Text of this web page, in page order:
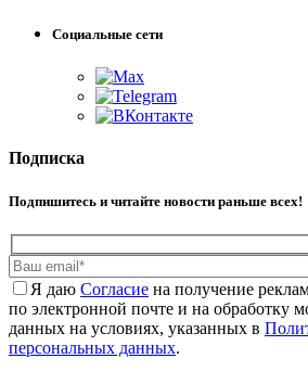
Социальные сети
Подписка
Подпишитесь и читайте новости раньше всех!
Я даю Cогласие на получение
по электронной почте и на обработку
данных на условиях, указанных в
персональных данных.